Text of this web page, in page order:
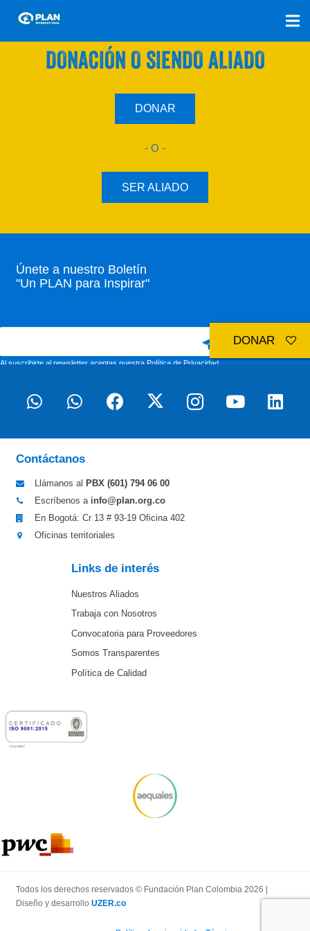
SÚMATE A NUESTRO PLAN CON UNA
DONACIÓN O SIENDO ALIADO
DONAR
- O -
SER ALIADO
Únete a nuestro Boletín
"Un PLAN para Inspirar"
Al suscribirte al newsletter aceptas nuestraPolítica de Privacidad
Contáctanos
Llámanos al PBX (601) 794 06 00
Escríbenos a info@plan.org.co
En Bogotá: Cr 13 # 93-19 Oficina 402
Oficinas territoriales
Links de interés
Nuestros Aliados
Trabaja con Nosotros
Convocatoria para Proveedores
Somos Transparentes
Política de Calidad
Todos los derechos reservados © Fundación Plan Colombia 2026 |
Diseño y desarrollo UZER.co
DONAR